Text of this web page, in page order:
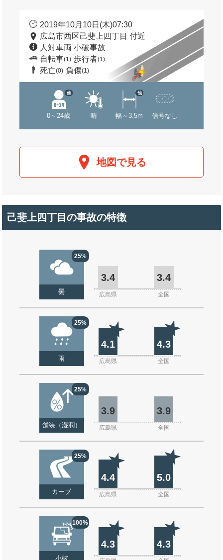
2019年10月10日(木)07:30
広島市西区己斐上四丁目 付近
人対車両 小破事故
自転車(1) 歩行者(1)
死亡(0) 負傷(1)
0～24歳
他
晴 幅～3.5m
他
信号なし
地図で見る
己斐上四丁目の事故の特徴
25%
曇
3.4 3.4
広島県 全国
25%
雨
4.1 4.3
広島県 全国
25%
舗装（湿潤）
3.9 3.9
広島県 全国
25%
カーブ
4.4 5.0
広島県 全国
100%
小破
4.3 4.3